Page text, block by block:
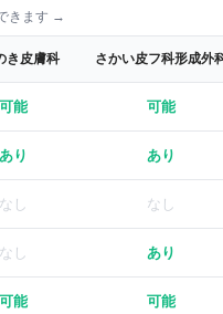
きます →
き皮膚科 さかい皮フ科形成外
可能 可能
あり あり
なし なし
なし あり
可能 可能